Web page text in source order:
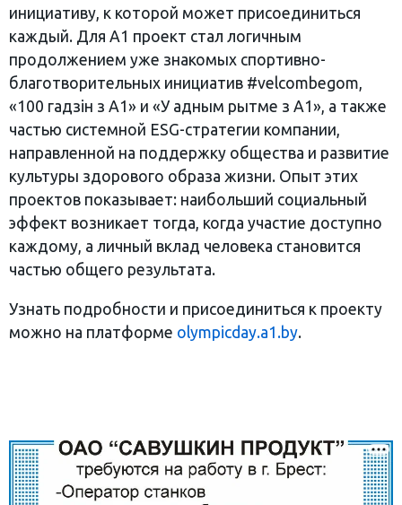
инициативу, к которой может присоединиться
каждый. Для А1 проект стал логичным
продолжением уже знакомых спортивно-
благотворительных инициатив #velcombegom,
«100 гадзін з А1» и «У адным рытме з А1», а также
частью системной ESG-стратегии компании,
направленной на поддержку общества и развитие
культуры здорового образа жизни. Опыт этих
проектов показывает: наибольший социальный
эффект возникает тогда, когда участие доступно
каждому, а личный вклад человека становится
частью общего результата.
Узнать подробности и присоединиться к проекту
можно на платформе olympicday.a1.by.